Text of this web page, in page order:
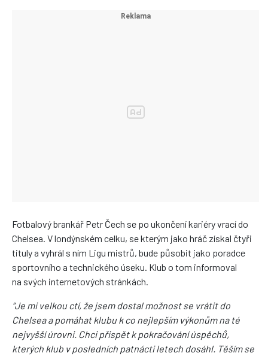
Fotbalový brankář Petr Čech se po ukončení kariéry vrací do
Chelsea. V londýnském celku, se kterým jako hráč získal čtyři
tituly a vyhrál s ním Ligu mistrů, bude působit jako poradce
sportovního a technického úseku. Klub o tom informoval
na svých internetových stránkách.
“Je mi velkou ctí, že jsem dostal možnost se vrátit do
Chelsea a pomáhat klubu k co nejlepším výkonům na té
nejvyšší úrovni. Chci přispět k pokračování úspěchů,
kterých klub v posledních patnácti letech dosáhl. Těším se